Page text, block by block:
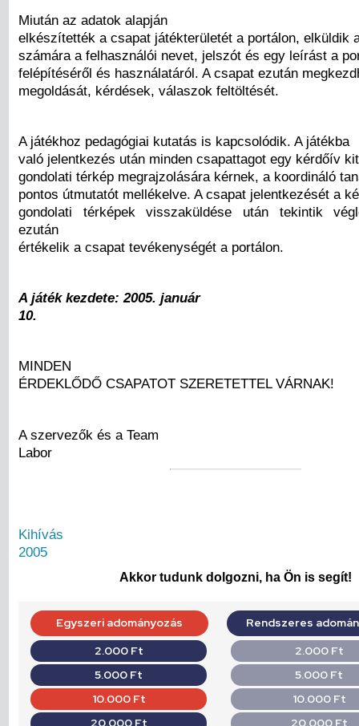
Miután az adatok alapján
elkészítették a csapat játékterületét a portálon, elküldik
számára a felhasználói nevet, jelszót és egy leírást a
felépítéséről és használatáról. A csapat ezután
megoldását, kérdések, válaszok feltöltését.
A játékhoz pedagógiai kutatás is kapcsolódik. A játékba
való jelentkezés után minden csapattagot egy kérdőív
gondolati térkép megrajzolására kérnek, a koordináló
pontos útmutatót mellékelve. A csapat jelentkezését a
gondolati térképek visszaküldése után tekintik
ezután
értékelik a csapat tevékenységét a portálon.
A játék kezdete: 2005. január
10.
MINDEN
ÉRDEKLŐDŐ CSAPATOT SZERETETTEL VÁRNAK!
A szervezők és a Team
Labor
Kihívás
2005
Akkor tudunk dolgozni, ha Ön is segít!